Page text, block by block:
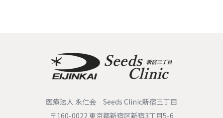
医療法人 永仁会 Seeds Clinic新宿三丁目
〒160-0022 東京都新宿区新宿3丁目5-6